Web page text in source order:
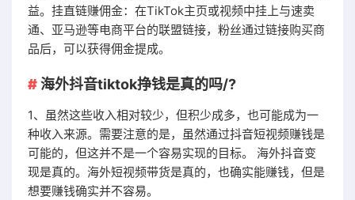
益。挂直链赚佣金：在TikTok主页或视频中挂上与速卖
通、亚马逊等电商平台的联盟链接，粉丝通过链接购买商
品后，可以获得佣金提成。
海外抖音tiktok挣钱是真的吗/?
1、虽然这些收入相对较少，但积少成多，也可能成为一
种收入来源。需要注意的是，虽然通过抖音短视频赚钱是
可能的，但这并不是一个容易实现的目标。 海外抖音变
现是真的。海外短视频带货是真的，也确实能赚钱，但是
想要赚钱确实并不容易。